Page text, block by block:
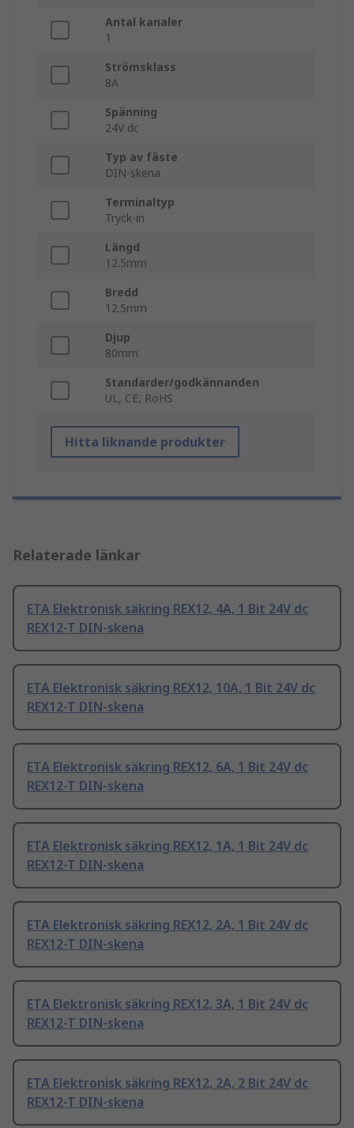
Antal kanaler
1
Strömsklass
8A
Spänning
24V dc
Typ av fäste
DIN-skena
Terminaltyp
Tryck-in
Längd
12.5mm
Bredd
12.5mm
Djup
80mm
Standarder/godkännanden
UL, CE, RoHS
Hitta liknande produkter
Relaterade länkar
ETA Elektronisk säkring REX12, 4A, 1 Bit 24V dc
REX12-T DIN-skena
ETA Elektronisk säkring REX12, 10A, 1 Bit 24V dc
REX12-T DIN-skena
ETA Elektronisk säkring REX12, 6A, 1 Bit 24V dc
REX12-T DIN-skena
ETA Elektronisk säkring REX12, 1A, 1 Bit 24V dc
REX12-T DIN-skena
ETA Elektronisk säkring REX12, 2A, 1 Bit 24V dc
REX12-T DIN-skena
ETA Elektronisk säkring REX12, 3A, 1 Bit 24V dc
REX12-T DIN-skena
ETA Elektronisk säkring REX12, 2A, 2 Bit 24V dc
REX12-T DIN-skena